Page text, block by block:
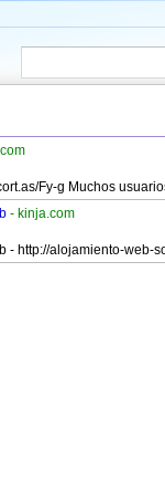
Fy-g Muchos
- kinja.com
- http://alojamiento-web-